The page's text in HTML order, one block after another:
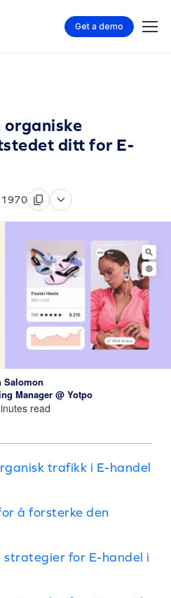
Get a demo
organiske
ditt for E-
1970
Salomon
Manager @ Yotpo
read
trafikk i E-handel
å forsterke den
strategier for E-handel i